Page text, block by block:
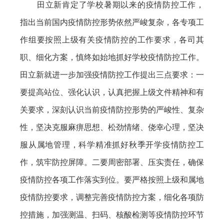
田立新肯定了学校暑期以来的疫情防控工作，
指出当前国内疫情防控形势依然严峻复杂，各专项工
作组要按照上级有关疫情防控的工作要求，各司其
职、细化方案，慎终如始地抓好学校疫情防控工作。
田立新就进一步加强疫情防控工作提出三点要求：一
要提高站位、强化认识，认真把握上级文件精神和有
关要求，深刻认识当前疫情防控形势的严峻性、复杂
性，坚决克服麻痹思想、松劲情绪、侥幸心理，坚决
服从属地管理，科学精准抓好秋季开学疫情防控工
作，筑牢防控屏障。二要周密部署、压实责任，确保
疫情防控各项工作落实到位。要严格按照上级和属地
疫情防控要求，调整完善疫情防控方案，细化各项防
控措施，加强测温、扫码、核酸检测等疫情防控环节